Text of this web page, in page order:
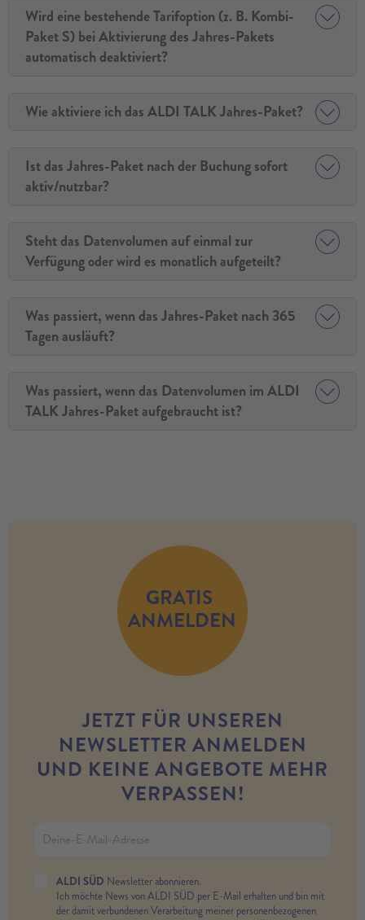
Wird eine bestehende Tarifoption (z. B. Kombi-
Paket S) bei Aktivierung des Jahres-Pakets
automatisch deaktiviert?
Wie aktiviere ich das ALDI TALK Jahres-Paket?
Ist das Jahres-Paket nach der Buchung sofort
aktiv/nutzbar?
Steht das Datenvolumen auf einmal zur
Verfügung oder wird es monatlich aufgeteilt?
Was passiert, wenn das Jahres-Paket nach 365
Tagen ausläuft?
Was passiert, wenn das Datenvolumen im ALDI
TALK Jahres-Paket aufgebraucht ist?
GRATIS
ANMELDEN
JETZT FÜR UNSEREN
NEWSLETTER ANMELDEN
UND KEINE ANGEBOTE MEHR
VERPASSEN!
ALDI SÜD Newsletter abonnieren.
Ich möchte News von ALDI SÜD per E-Mail erhalten und bin mit
der damit verbundenen Verarbeitung meiner personenbezogenen